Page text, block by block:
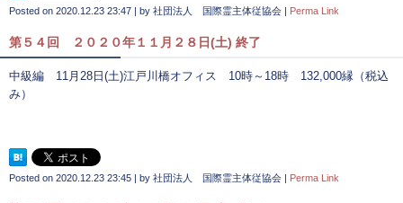
Posted on 2020.12.23 23:47 | by 社団法人 国際霊主体従協会 | Perma Link
第５４回 ２０２０年１１月２８日(土) 終了
中級編 11月28日(土)江戸川橋オフィス 10時～18時 132,000縁（税込
み）
Posted on 2020.12.23 23:45 | by 社団法人 国際霊主体従協会 | Perma Link